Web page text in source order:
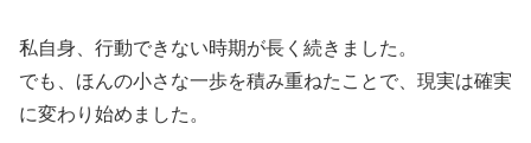
私自身、行動できない時期が長く続きました。
でも、ほんの小さな一歩を積み重ねたことで、現実は確実
に変わり始めました。